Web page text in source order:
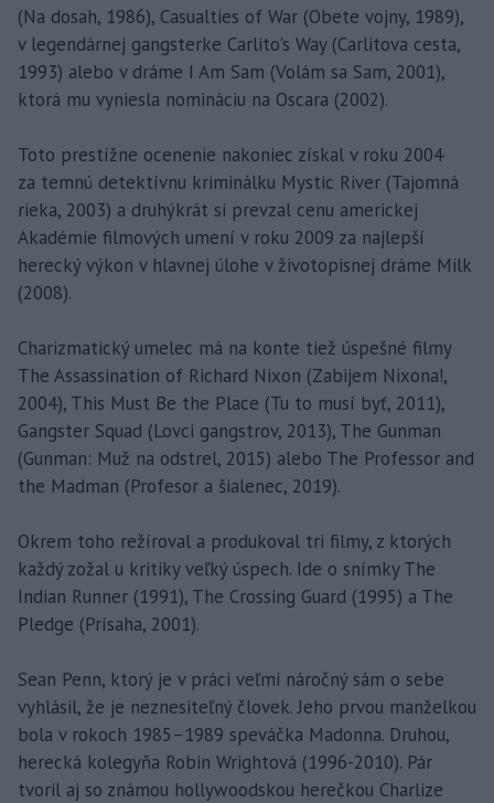
(Na dosah, 1986), Casualties of War (Obete vojny, 1989),
v legendárnej gangsterke Carlito's Way (Carlitova cesta,
1993) alebo v dráme I Am Sam (Volám sa Sam, 2001),
ktorá mu vyniesla nomináciu na Oscara (2002).
Toto prestížne ocenenie nakoniec získal v roku 2004
za temnú detektívnu kriminálku Mystic River (Tajomná
rieka, 2003) a druhýkrát si prevzal cenu americkej
Akadémie filmových umení v roku 2009 za najlepší
herecký výkon v hlavnej úlohe v životopisnej dráme Milk
(2008).
Charizmatický umelec má na konte tiež úspešné filmy
The Assassination of Richard Nixon (Zabijem Nixona!,
2004), This Must Be the Place (Tu to musí byť, 2011),
Gangster Squad (Lovci gangstrov, 2013), The Gunman
(Gunman: Muž na odstrel, 2015) alebo The Professor and
the Madman (Profesor a šialenec, 2019).
Okrem toho režíroval a produkoval tri filmy, z ktorých
každý zožal u kritiky veľký úspech. Ide o snímky The
Indian Runner (1991), The Crossing Guard (1995) a The
Pledge (Prísaha, 2001).
Sean Penn, ktorý je v práci veľmi náročný sám o sebe
vyhlásil, že je neznesiteľný človek. Jeho prvou manželkou
bola v rokoch 1985–1989 speváčka Madonna. Druhou,
herecká kolegyňa Robin Wrightová (1996-2010). Pár
tvoril aj so známou hollywoodskou herečkou Charlize